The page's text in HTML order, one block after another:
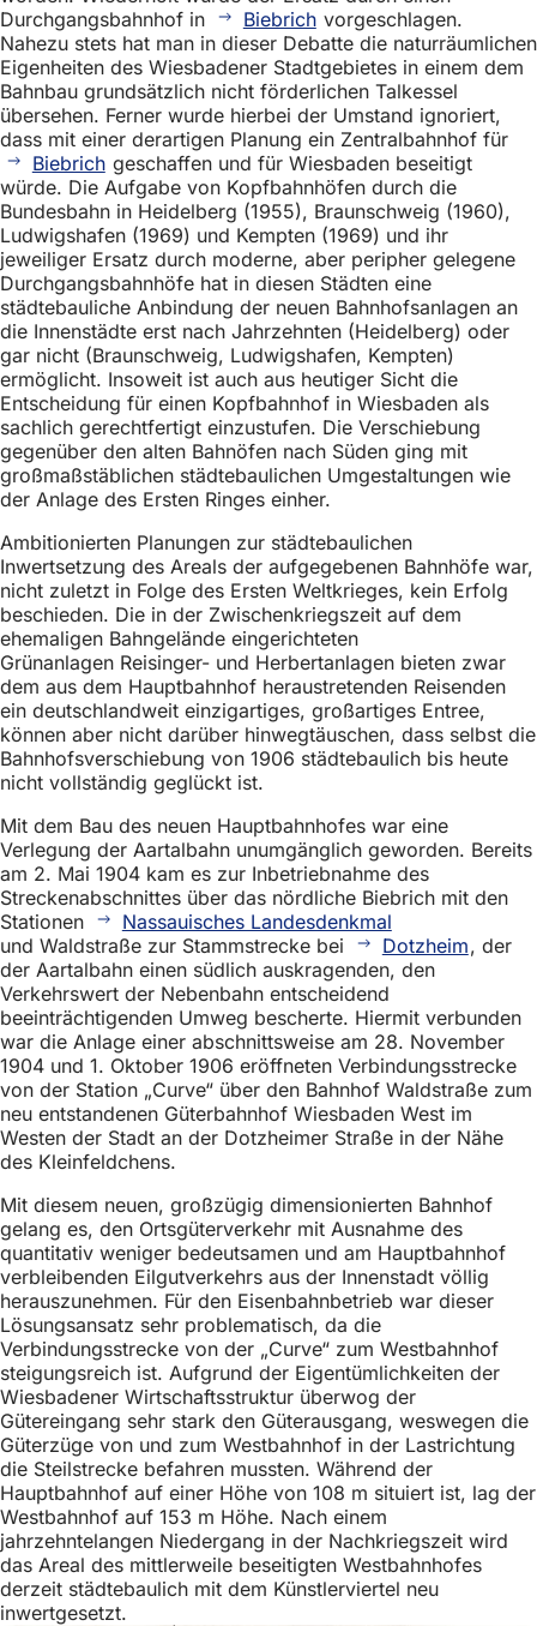
Durchgangsbahnhof in
Biebrich vorgeschlagen.
Nahezu stets hat man in dieser Debatte die naturräumlichen
Eigenheiten des Wiesbadener Stadtgebietes in einem dem
Bahnbau grundsätzlich nicht förderlichen Talkessel
übersehen. Ferner wurde hierbei der Umstand ignoriert,
dass mit einer derartigen Planung ein Zentralbahnhof für
Biebrich geschaffen und für Wiesbaden beseitigt
würde. Die Aufgabe von Kopfbahnhöfen durch die
Bundesbahn in Heidelberg (1955), Braunschweig (1960),
Ludwigshafen (1969) und Kempten (1969) und ihr
jeweiliger Ersatz durch moderne, aber peripher gelegene
Durchgangsbahnhöfe hat in diesen Städten eine
städtebauliche Anbindung der neuen Bahnhofsanlagen an
die Innenstädte erst nach Jahrzehnten (Heidelberg) oder
gar nicht (Braunschweig, Ludwigshafen, Kempten)
ermöglicht. Insoweit ist auch aus heutiger Sicht die
Entscheidung für einen Kopfbahnhof in Wiesbaden als
sachlich gerechtfertigt einzustufen. Die Verschiebung
gegenüber den alten Bahnöfen nach Süden ging mit
großmaßstäblichen städtebaulichen Umgestaltungen wie
der Anlage des Ersten Ringes einher.
Ambitionierten Planungen zur städtebaulichen
Inwertsetzung des Areals der aufgegebenen Bahnhöfe war,
nicht zuletzt in Folge des Ersten Weltkrieges, kein Erfolg
beschieden. Die in der Zwischenkriegszeit auf dem
ehemaligen Bahngelände eingerichteten
Grünanlagen Reisinger- und Herbertanlagen bieten zwar
dem aus dem Hauptbahnhof heraustretenden Reisenden
ein deutschlandweit einzigartiges, großartiges Entree,
können aber nicht darüber hinwegtäuschen, dass selbst die
Bahnhofsverschiebung von 1906 städtebaulich bis heute
nicht vollständig geglückt ist.
Mit dem Bau des neuen Hauptbahnhofes war eine
Verlegung der Aartalbahn unumgänglich geworden. Bereits
am 2. Mai 1904 kam es zur Inbetriebnahme des
Streckenabschnittes über das nördliche Biebrich mit den
Stationen
Nassauisches Landesdenkmal
und Waldstraße zur Stammstrecke bei
Dotzheim, der
der Aartalbahn einen südlich auskragenden, den
Verkehrswert der Nebenbahn entscheidend
beeinträchtigenden Umweg bescherte. Hiermit verbunden
war die Anlage einer abschnittsweise am 28. November
1904 und 1. Oktober 1906 eröffneten Verbindungsstrecke
von der Station „Curve“ über den Bahnhof Waldstraße zum
neu entstandenen Güterbahnhof Wiesbaden West im
Westen der Stadt an der Dotzheimer Straße in der Nähe
des Kleinfeldchens.
Mit diesem neuen, großzügig dimensionierten Bahnhof
gelang es, den Ortsgüterverkehr mit Ausnahme des
quantitativ weniger bedeutsamen und am Hauptbahnhof
verbleibenden Eilgutverkehrs aus der Innenstadt völlig
herauszunehmen. Für den Eisenbahnbetrieb war dieser
Lösungsansatz sehr problematisch, da die
Verbindungsstrecke von der „Curve“ zum Westbahnhof
steigungsreich ist. Aufgrund der Eigentümlichkeiten der
Wiesbadener Wirtschaftsstruktur überwog der
Gütereingang sehr stark den Güterausgang, weswegen die
Güterzüge von und zum Westbahnhof in der Lastrichtung
die Steilstrecke befahren mussten. Während der
Hauptbahnhof auf einer Höhe von 108 m situiert ist, lag der
Westbahnhof auf 153 m Höhe. Nach einem
jahrzehntelangen Niedergang in der Nachkriegszeit wird
das Areal des mittlerweile beseitigten Westbahnhofes
derzeit städtebaulich mit dem Künstlerviertel neu
inwertgesetzt.